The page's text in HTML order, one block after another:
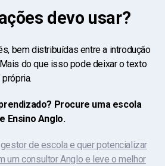
devo usar?
bem distribuídas entre a introdução
do que isso pode deixar o texto
Procure uma escola
Ensino Anglo.
de escola e quer potencializar
um consultor Anglo e leve o melhor